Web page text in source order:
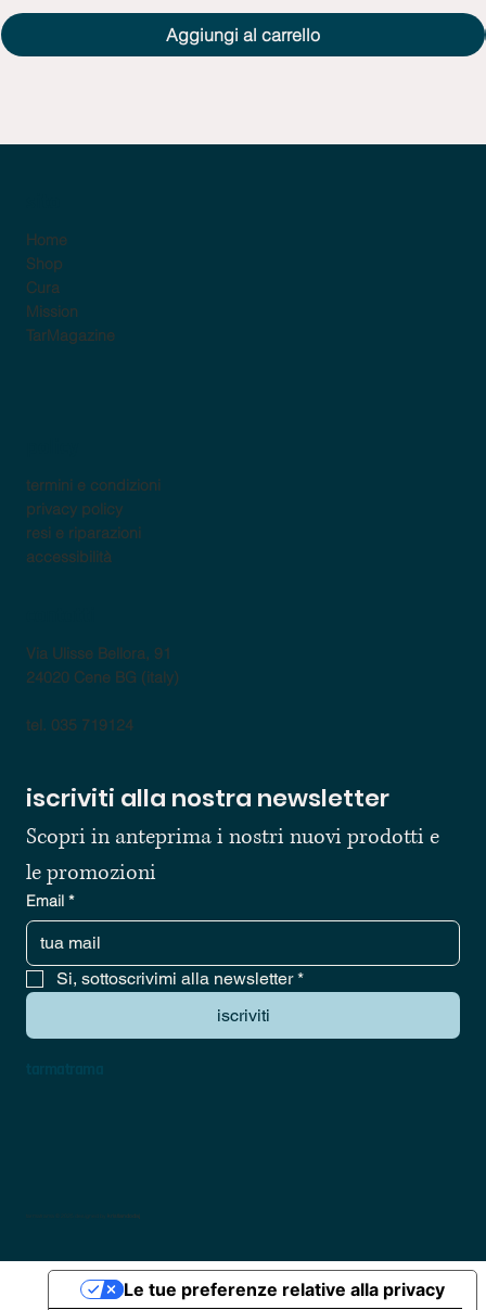
Aggiungi al carrello
Home
Shop
Cura
Mission
TarMagazine
termini e condizioni
privacy policy
resi e riparazioni
accessibilità
Via Ulisse Bellora, 91
24020 Cene BG (italy)
tel. 035 719124
iscriviti alla nostra newsletter
Scopri in anteprima i nostri nuovi prodotti e
le promozioni
Email *
Si, sottoscrivimi alla newsletter *
iscriviti
kristiandodaj
Le tue preferenze relative alla privacy